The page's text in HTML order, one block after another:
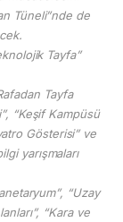
Tüneli”nde de
Tayfa”
Tayfa
“Keşif Kampüsü
Gösterisi” ve
yarışmaları
“Uzay
“Kara ve